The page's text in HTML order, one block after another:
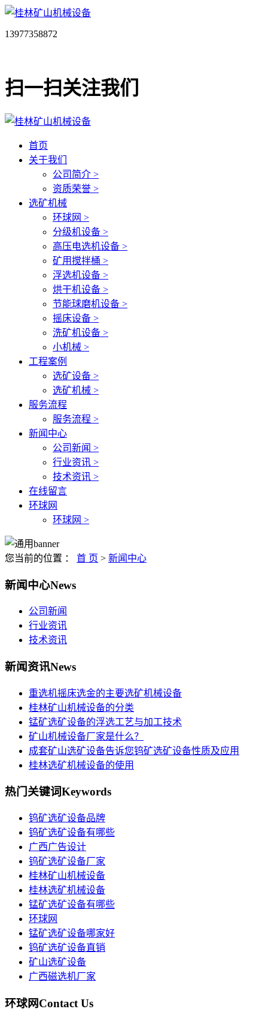
13977358872
扫一扫关注我们
首页
关于我们
公司简介 >
资质荣誉 >
选矿机械
环球网 >
分级机设备 >
高压电选机设备 >
矿用搅拌桶 >
浮选机设备 >
烘干机设备 >
节能球磨机设备 >
摇床设备 >
洗矿机设备 >
小机械 >
工程案例
选矿设备 >
选矿机械 >
服务流程
服务流程 >
新闻中心
公司新闻 >
行业资讯 >
技术资讯 >
在线留言
环球网
环球网 >
您当前的位置 ： 首 页 > 新闻中心
新闻中心News
公司新闻
行业资讯
技术资讯
新闻资讯News
重选机摇床选金的主要选矿机械设备
桂林矿山机械设备的分类
锰矿选矿设备的浮选工艺与加工技术
矿山机械设备厂家是什么？
成套矿山选矿设备告诉您钨矿选矿设备性质及应用
桂林选矿机械设备的使用
热门关键词Keywords
钨矿选矿设备品牌
钨矿选矿设备有哪些
广西广告设计
钨矿选矿设备厂家
桂林矿山机械设备
桂林选矿机械设备
锰矿选矿设备有哪些
环球网
锰矿选矿设备哪家好
钨矿选矿设备直销
矿山选矿设备
广西磁选机厂家
环球网Contact Us